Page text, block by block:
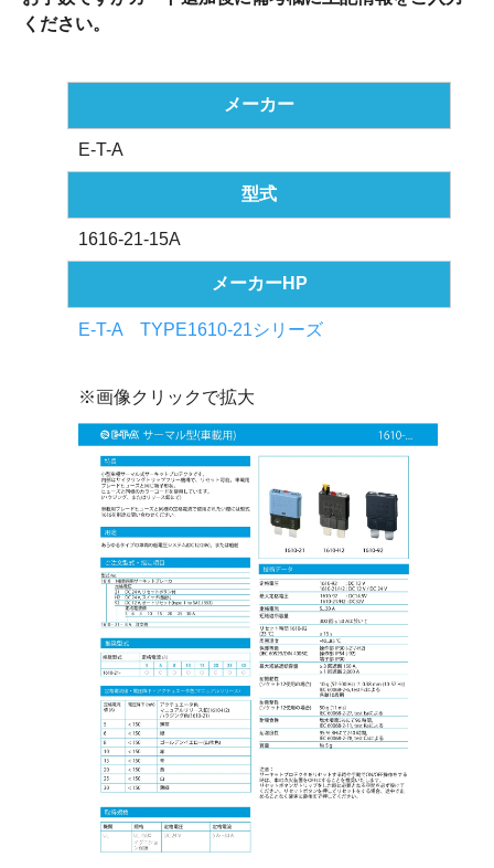
ください。
メーカー
E-T-A
型式
1616-21-15A
メーカーHP
E-T-A TYPE1610-21シリーズ
※画像クリックで拡大